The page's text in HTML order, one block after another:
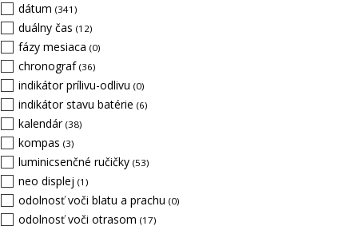
dátum (341)
duálny čas (12)
fázy mesiaca (0)
chronograf (36)
indikátor prílivu-odlivu (0)
indikátor stavu batérie (6)
kalendár (38)
kompas (3)
luminicsenčné ručičky (53)
neo displej (1)
odolnosť voči blatu a prachu (0)
odolnosť voči otrasom (17)